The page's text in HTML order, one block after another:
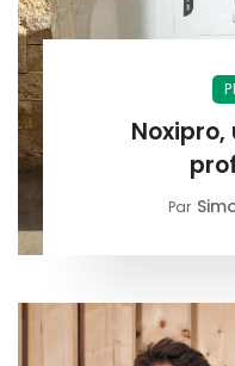
Par